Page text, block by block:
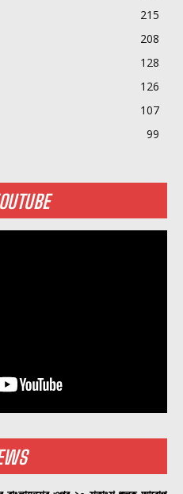
215
208
128
126
107
99